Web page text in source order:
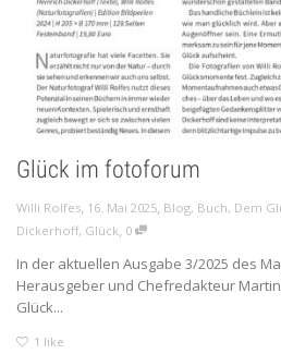
Glück im fotoforum
Willi Rolfes, 16. Mai 2025, Blog, Buch, Dem
Dickerhoff, Glück, 0
In der aktuellen Ausgabe 3/2025 des
Herausgeber und Chefredakteur
Glück...
1 like